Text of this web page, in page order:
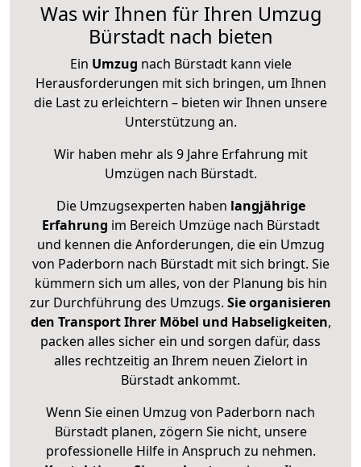
Was wir Ihnen für Ihren Umzug
Bürstadt nach bieten
Ein Umzug nach Bürstadt kann viele
Herausforderungen mit sich bringen, um Ihnen
die Last zu erleichtern – bieten wir Ihnen unsere
Unterstützung an.
Wir haben mehr als 9 Jahre Erfahrung mit
Umzügen nach Bürstadt.
Die Umzugsexperten haben langjährige
Erfahrung im Bereich Umzüge nach Bürstadt
und kennen die Anforderungen, die ein Umzug
von Paderborn nach Bürstadt mit sich bringt. Sie
kümmern sich um alles, von der Planung bis hin
zur Durchführung des Umzugs. Sie organisieren
den Transport Ihrer Möbel und Habseligkeiten,
packen alles sicher ein und sorgen dafür, dass
alles rechtzeitig an Ihrem neuen Zielort in
Bürstadt ankommt.
Wenn Sie einen Umzug von Paderborn nach
Bürstadt planen, zögern Sie nicht, unsere
professionelle Hilfe in Anspruch zu nehmen.